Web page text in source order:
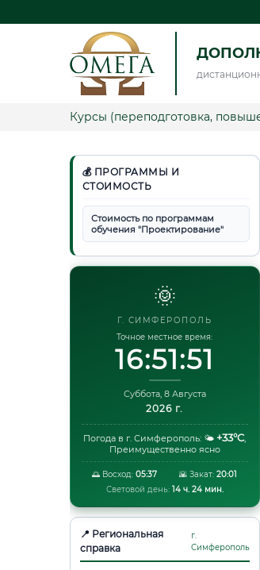
Курсы (переподготовка,
💰 ПРОГРАММЫ И
СТОИМОСТЬ
Стоимость по программам
обучения "Проектирование"
🌞
Г. СИМФЕРОПОЛЬ
Точное местное время:
16:51:52
Суббота, 8 Августа
2026 г.
Погода в г. Симферополь: 🌤️ +33°C,
Преимущественно ясно
🌅 Восход:05:37 🌇 Закат: 20:01
Световой день: 14 ч. 24 мин.
📍 Региональная
справка
г.
Симферополь